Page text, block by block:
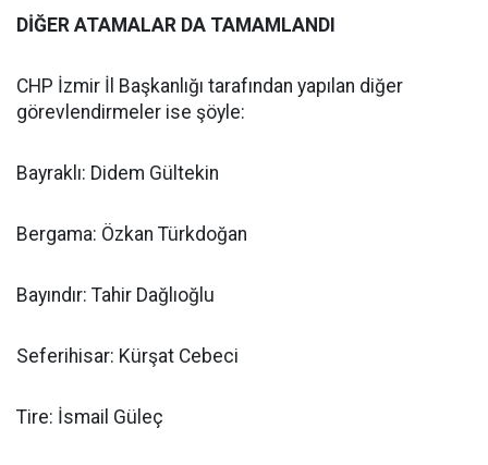
DİĞER ATAMALAR DA TAMAMLANDI
CHP İzmir İl Başkanlığı tarafından yapılan diğer
görevlendirmeler ise şöyle:
Bayraklı: Didem Gültekin
Bergama: Özkan Türkdoğan
Bayındır: Tahir Dağlıoğlu
Seferihisar: Kürşat Cebeci
Tire: İsmail Güleç